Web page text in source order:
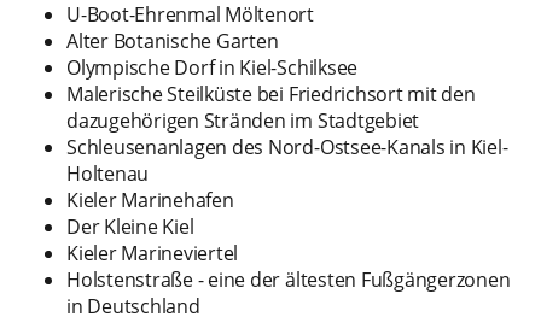
U-Boot-Ehrenmal Möltenort
Alter Botanische Garten
Olympische Dorf in Kiel-Schilksee
Malerische Steilküste bei Friedrichsort mit den
dazugehörigen Stränden im Stadtgebiet
Schleusenanlagen des Nord-Ostsee-Kanals in Kiel-
Holtenau
Kieler Marinehafen
Der Kleine Kiel
Kieler Marineviertel
Holstenstraße - eine der ältesten Fußgängerzonen
in Deutschland